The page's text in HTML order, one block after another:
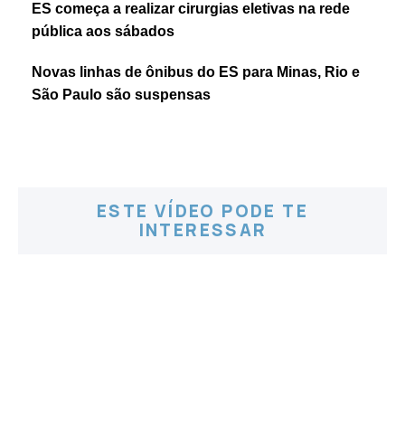
ES começa a realizar cirurgias eletivas na rede
pública aos sábados
Novas linhas de ônibus do ES para Minas, Rio e
São Paulo são suspensas
ESTE VÍDEO PODE TE
INTERESSAR